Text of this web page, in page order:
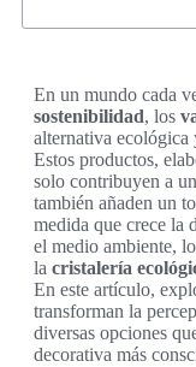
En un mundo cada
sostenibilidad, los
alternativa ecológica
Estos productos,
solo contribuyen a
también añaden un
medida que crece la
el medio ambiente,
la cristalería
En este artículo,
transforman la
diversas opciones
decorativa más